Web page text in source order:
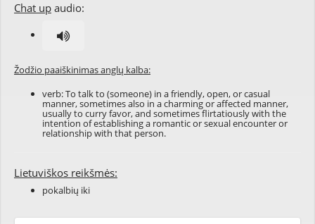
Chat up audio:
Žodžio paaiškinimas anglų kalba:
verb: To talk to (someone) in a friendly, open, orcasual
manner, sometimes also in acharmingoraffected manner,
usually to curryfavor, and sometimesflirtatiouslywith the
intention of establishing a romanticorsexualencounteror
relationshipwith that person.
Lietuviškos reikšmės:
pokalbių iki